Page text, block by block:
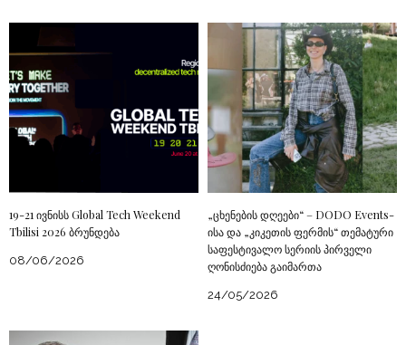
19-21 ივნისს Global Tech Weekend
Tbilisi 2026 ბრუნდება
08/06/2026
„ცხენების დღეები“ – DODO Events-
ისა და „კიკეთის ფერმის“ თემატური
საფესტივალო სერიის პირველი
ღონისძიება გაიმართა
24/05/2026